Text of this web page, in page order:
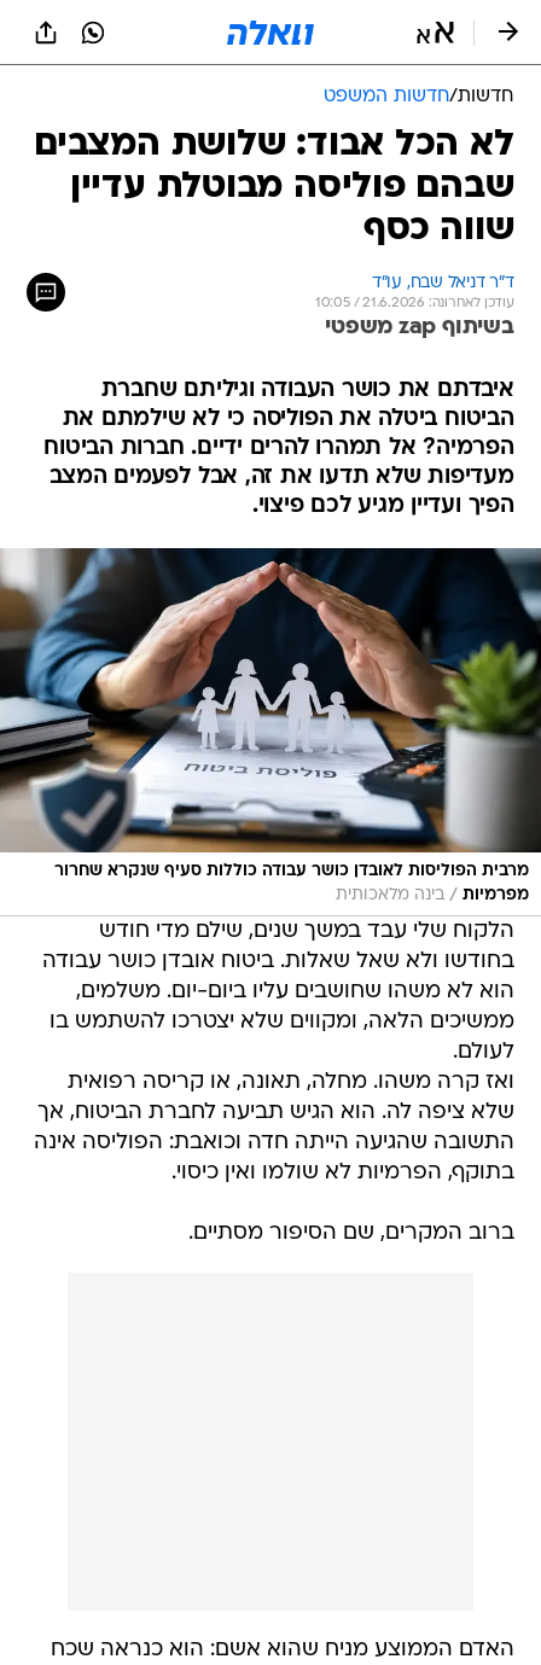
חדשות/חדשות המשפט
לא הכל אבוד: שלושת המצבים
שבהם פוליסה מבוטלת עדיין
שווה כסף
ד"ר דניאל שבח, עו"ד
עודכן לאחרונה: 21.6.2026 / 10:05
בשיתוף zap משפטי
איבדתם את כושר העבודה וגיליתם שחברת
הביטוח ביטלה את הפוליסה כי לא שילמתם את
הפרמיה? אל תמהרו להרים ידיים. חברות הביטוח
מעדיפות שלא תדעו את זה, אבל לפעמים המצב
הפיך ועדיין מגיע לכם פיצוי.
מרבית הפוליסות לאובדן כושר עבודה כוללות סעיף שנקרא שחרור
מפרמיות / בינה מלאכותית
הלקוח שלי עבד במשך שנים, שילם מדי חודש
בחודשו ולא שאל שאלות. ביטוח אובדן כושר עבודה
הוא לא משהו שחושבים עליו ביום-יום. משלמים,
ממשיכים הלאה, ומקווים שלא יצטרכו להשתמש בו
לעולם.
ואז קרה משהו. מחלה, תאונה, או קריסה רפואית
שלא ציפה לה. הוא הגיש תביעה לחברת הביטוח, אך
התשובה שהגיעה הייתה חדה וכואבת: הפוליסה אינה
בתוקף, הפרמיות לא שולמו ואין כיסוי.
ברוב המקרים, שם הסיפור מסתיים.
האדם הממוצע מניח שהוא אשם: הוא כנראה שכח